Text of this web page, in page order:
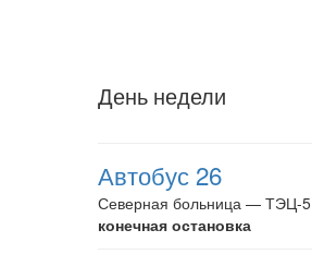
День недели
Автобус 26
Северная больница — ТЭЦ-5
конечная остановка